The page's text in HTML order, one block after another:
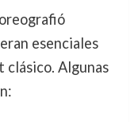
esenciales
Algunas